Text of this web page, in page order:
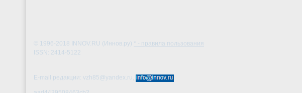
© 1996-2018 INNOV.RU (Иннов.ру) * - правила пользования
ISSN: 2414-5122
E-mail редакции: vzh85@yandex.ru,